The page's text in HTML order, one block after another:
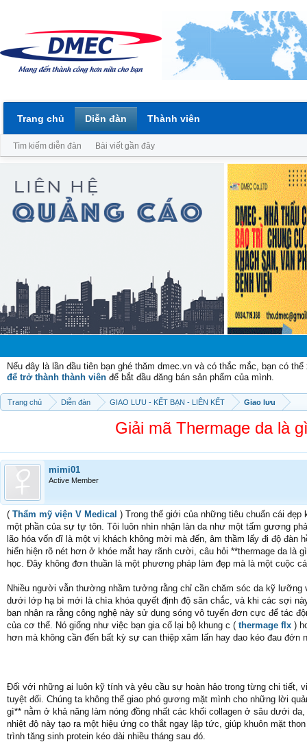
Nếu đây là lần đầu tiên bạn ghé thăm dmec.vn và có thắc mắc, bạn có
để trở thành thành viên để bắt đầu đăng bán sản phẩm của mình.
Trang chủ Diễn đàn GIAO LƯU - KẾT BẠN - LIÊN KẾT Giao lưu
Giải mã Thermage da là
mimi01
Active Member
( Thẩm mỹ viện V Medical ) Trong thế giới của những tiêu chuẩn cái
một phần của sự tự tôn. Tôi luôn nhìn nhận làn da như một tấm gương
lão hóa vốn dĩ là một vị khách không mời mà đến, âm thầm lấy đi độ
hiển hiện rõ nét hơn ở khóe mắt hay rãnh cười, câu hỏi **thermage da
học. Đây không đơn thuần là một phương pháp làm đẹp mà là một cuộc
Nhiều người vẫn thường nhầm tưởng rằng chỉ cần chăm sóc da kỹ
dưới lớp hạ bì mới là chìa khóa quyết định độ săn chắc, và khi các sợi
bạn nhận ra rằng công nghệ này sử dụng sóng vô tuyến đơn cực để tác
của cơ thể. Nó giống như việc bạn gia cố lại bộ khung c ( thermage flx )
hơn mà không cần đến bất kỳ sự can thiệp xâm lấn hay dao kéo đau đớn
Đối với những ai luôn kỹ tính và yêu cầu sự hoàn hảo trong từng chi tiết,
tuyệt đối. Chúng ta không thể giao phó gương mặt mình cho những lời
gì** nằm ở khả năng làm nóng đồng nhất các khối collagen ở sâu dưới
nhiệt độ này tạo ra một hiệu ứng co thắt ngay lập tức, giúp khuôn mặt
trình tăng sinh protein kéo dài nhiều tháng sau đó.
Trang chủ Diễn đàn
Tìm kiếm diễn đàn Bài viết gần đây
Thành viên